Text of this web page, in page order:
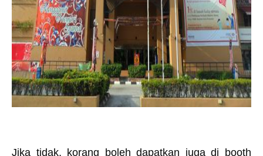
Jika tidak, korang boleh dapatkan juga di booth